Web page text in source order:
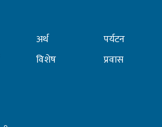
अर्थ
विशेष
पर्यटन
प्रवास